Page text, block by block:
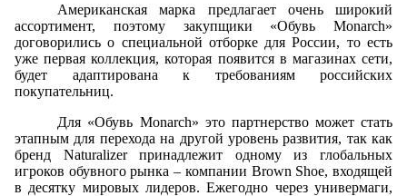
Американская марка предлагает очень широкий
ассортимент, поэтому закупщики «Обувь Monarch»
договорились о специальной отборке для России, то есть
уже первая коллекция, которая появится в магазинах сети,
будет адаптирована к требованиям российских
покупательниц.
Для «Обувь Monarch» это партнерство может стать
этапным для перехода на другой уровень развития, так как
бренд Naturalizerпринадлежит одному из глобальных
игроков обувного рынка – компании Brown Shoe,входящей
в десятку мировых лидеров.Ежегодно через универмаги,